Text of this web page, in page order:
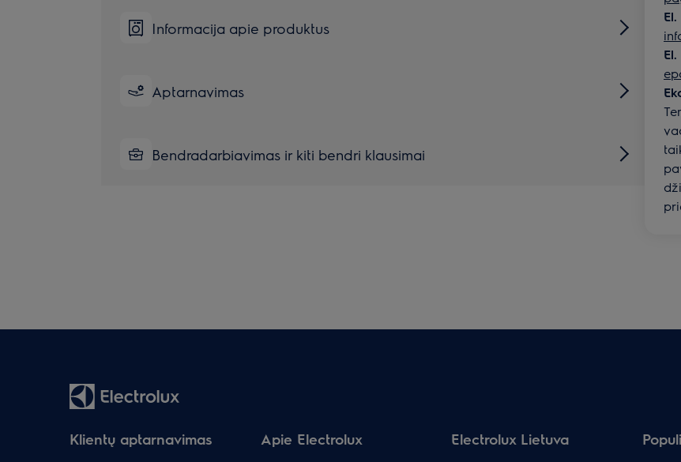
Informacija apie produktus
Aptarnavimas
Bendradarbiavimas ir kiti bendri klausimai
Klientų aptarnavimas Apie Electrolux Electrolux Lietuva